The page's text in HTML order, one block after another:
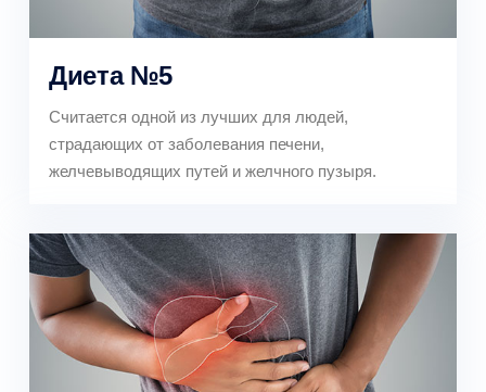
Диета №5
Считается одной из лучших для людей,
страдающих от заболевания печени,
желчевыводящих путей и желчного пузыря.